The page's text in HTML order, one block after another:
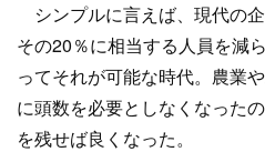
シンプルに言えば、現代の
その20％に相当する人員を減
ってそれが可能な時代。農業
に頭数を必要としなくなった
を残せば良くなった。